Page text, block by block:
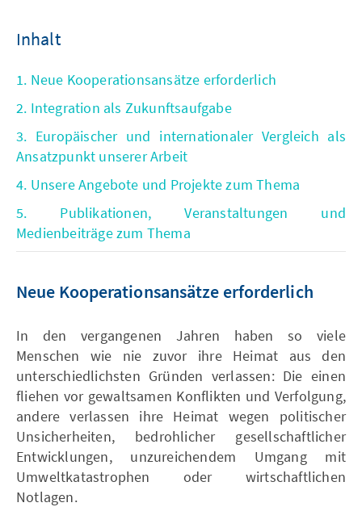
Inhalt
1. Neue Kooperationsansätze erforderlich
2. Integration als Zukunftsaufgabe
3. Europäischer und internationaler Vergleich als
Ansatzpunkt unserer Arbeit
4. Unsere Angebote und Projekte zum Thema
5. Publikationen, Veranstaltungen und
Medienbeiträge zum Thema
Neue Kooperationsansätze erforderlich
In den vergangenen Jahren haben so viele
Menschen wie nie zuvor ihre Heimat aus den
unterschiedlichsten Gründen verlassen: Die einen
fliehen vor gewaltsamen Konflikten und Verfolgung,
andere verlassen ihre Heimat wegen politischer
Unsicherheiten, bedrohlicher gesellschaftlicher
Entwicklungen, unzureichendem Umgang mit
Umweltkatastrophen oder wirtschaftlichen
Notlagen.